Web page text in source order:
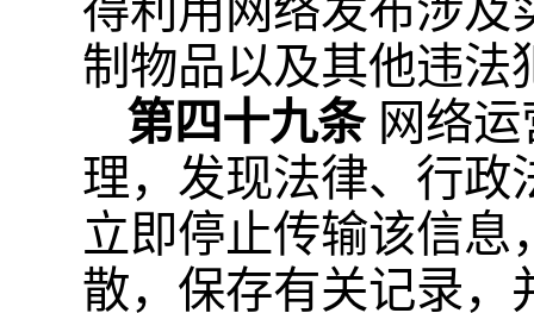
制物品以及其他违法
第四十九条 网络
理，发现法律、行政
立即停止传输该信
散，保存有关记录，